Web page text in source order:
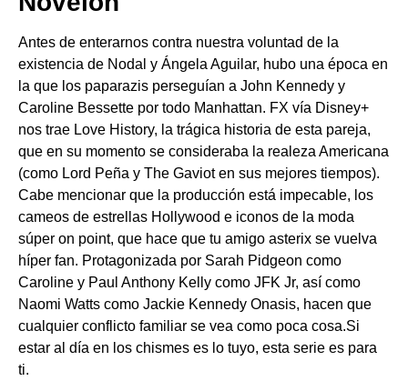
Antes de enterarnos contra nuestra voluntad de la
existencia de Nodal y Ángela Aguilar, hubo una época en
la que los paparazis perseguían a John Kennedy y
Caroline Bessette por todo Manhattan. FX vía Disney+
nos trae Love History, la trágica historia de esta pareja,
que en su momento se consideraba la realeza Americana
(como Lord Peña y The Gaviot en sus mejores tiempos).
Cabe mencionar que la producción está impecable, los
cameos de estrellas Hollywood e iconos de la moda
súper on point, que hace que tu amigo asterix se vuelva
híper fan. Protagonizada por Sarah Pidgeon como
Caroline y Paul Anthony Kelly como JFK Jr, así como
Naomi Watts como Jackie Kennedy Onasis, hacen que
cualquier conflicto familiar se vea como poca cosa.Si
estar al día en los chismes es lo tuyo, esta serie es para
ti.